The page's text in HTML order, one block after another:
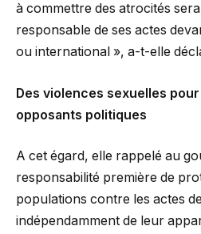
à commettre des atrocités
responsable de ses actes
ou international », a-t-elle
Des violences sexuelles
opposants politiques
A cet égard, elle rappelé au
responsabilité première de
populations contre les actes
indépendamment de leur